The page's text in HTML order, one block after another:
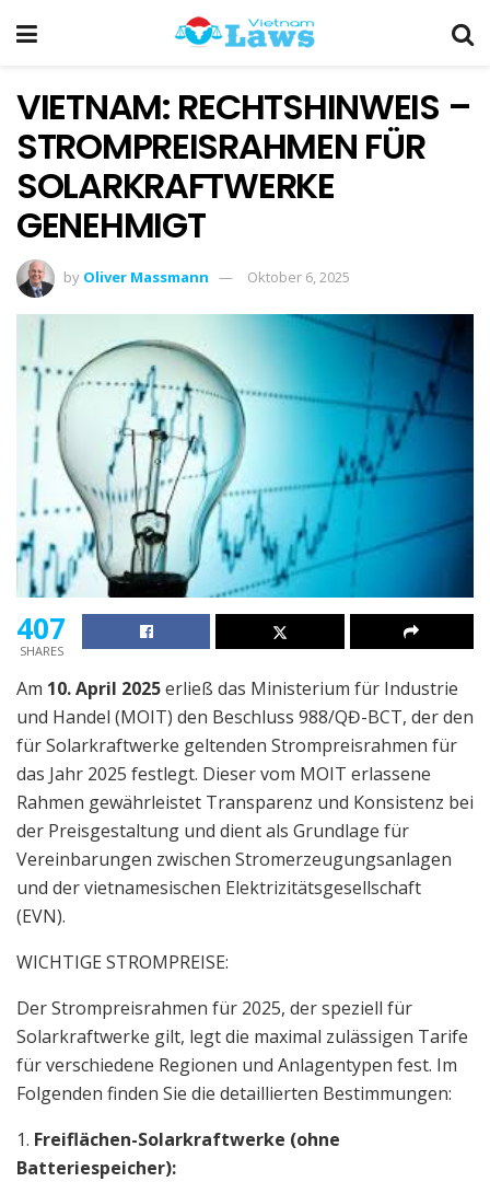
VIETNAM: RECHTSHINWEIS –
STROMPREISRAHMEN FÜR
SOLARKRAFTWERKE
GENEHMIGT
by Oliver Massmann Oktober 6, 2025
407
SHARES
Am 10. April 2025erließ das Ministerium für Industrie
und Handel (MOIT) den Beschluss 988/QĐ-BCT, der den
für Solarkraftwerke geltenden Strompreisrahmen für
das Jahr 2025 festlegt. Dieser vom MOIT erlassene
Rahmen gewährleistet Transparenz und Konsistenz bei
der Preisgestaltung und dient als Grundlage für
Vereinbarungen zwischen Stromerzeugungsanlagen
und der vietnamesischen Elektrizitätsgesellschaft
(EVN).
WICHTIGE STROMPREISE:
Der Strompreisrahmen für 2025, der speziell für
Solarkraftwerke gilt, legt die maximal zulässigen Tarife
für verschiedene Regionen und Anlagentypen fest. Im
Folgenden finden Sie die detaillierten Bestimmungen:
1. Freiflächen-Solarkraftwerke (ohne
Batteriespeicher):